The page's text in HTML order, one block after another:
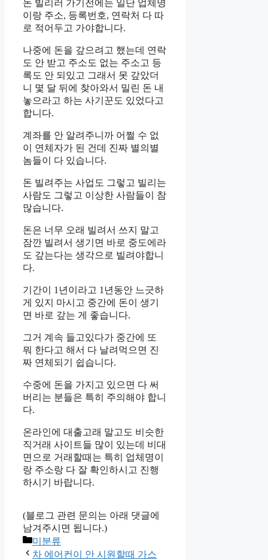
돈 빌리러 가기전에는 일단 업체명
이랑 주소, 등록번호, 연락처 다 따
로 적어두고 가야합니다.
나중에 돈을 갚으려고 했는데 연락
도 안 받고 주소도 없는 주소고 등
록도 안 되있고 그래서 못 갚았더
니 몇 달 뒤에 찾아와서 밀린 돈 내
놓으라고 하는 사기꾼도 있었다고
합니다.
계좌를 안 알려주니까 어쩔 수 없
이 연체자가 된 건데 진짜 별의별
놈들이 다 있습니다.
돈 빌려주는 사업도 그렇고 빌리는
사람도 그렇고 이상한 사람들이 참
많습니다.
돈은 너무 오래 빌려서 쓰지 말고
잠깐 빌려서 생기면 바로 중도에라
도 갚는다는 생각으로 빌려야합니
다.
기간이 1년이라고 1년동안 느긋하
게 있지 마시고 중간에 돈이 생기
면 바로 갚는 게 좋습니다.
그거 계속 들고있다가 중간에 또
뭐 한다고 해서 다 날려먹으면 진
짜 연체되기 쉽습니다.
수중에 돈을 가지고 있으면 다 써
버리는 분들은 특히 주의해야 합니
다.
온라인에 대출고래 말고도 비슷한
직거래 사이트들 많이 있는데 비대
면으로 거래할때는 특히 업체명이
랑 주소랑 다 잘 확인하시고 진행
하시기 바랍니다.
(블로그 관련 문의는 아래 댓글에
남겨주시면 됩니다.)
Categories
미분류
차 에어컨이 안 시원할때 가스